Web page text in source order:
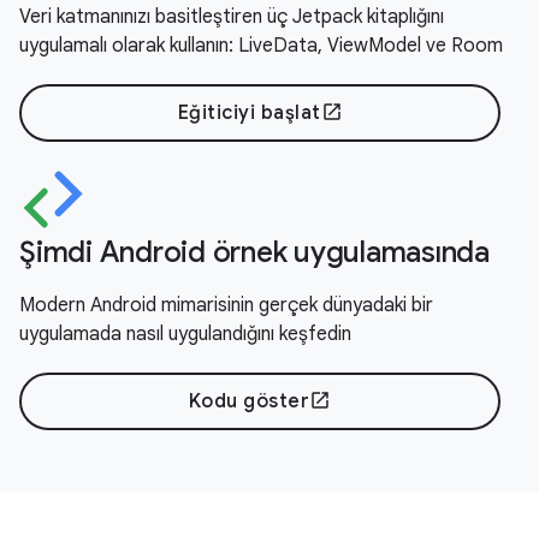
Veri katmanınızı basitleştiren üç Jetpack kitaplığını
uygulamalı olarak kullanın: LiveData, ViewModel ve Room
Eğiticiyi başlat open_in_new
Şimdi Android örnek uygulamasında
Modern Android mimarisinin gerçek dünyadaki bir
uygulamada nasıl uygulandığını keşfedin
Kodu göster open_in_new